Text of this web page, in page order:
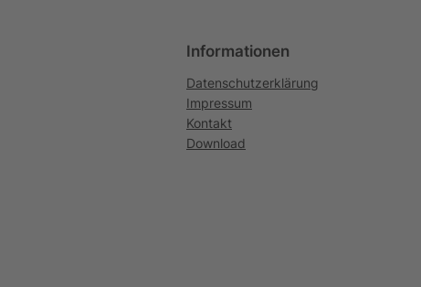
Informationen
Datenschutzerklärung
Impressum
Kontakt
Download